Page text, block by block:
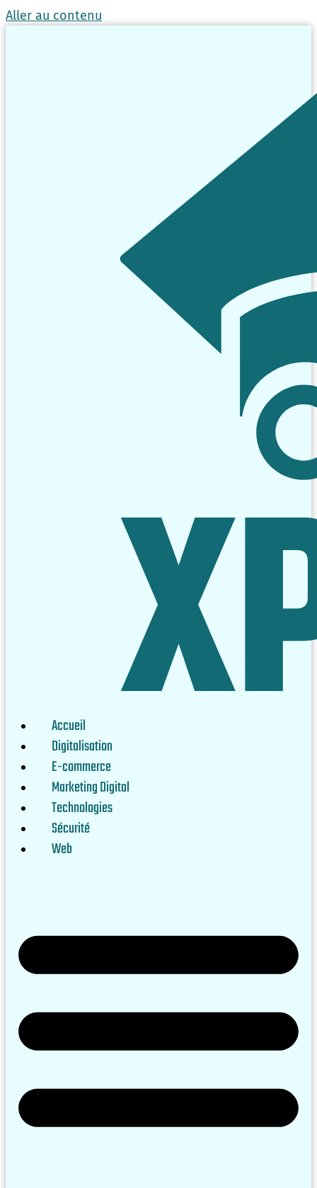
Aller au contenu
Accueil
Digitalisation
E-commerce
Marketing Digital
Technologies
Sécurité
Web